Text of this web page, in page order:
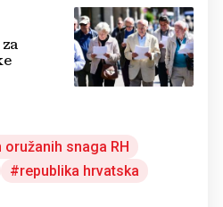
oružanih snaga RH
republika hrvatska